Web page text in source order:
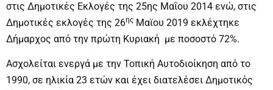
στις Δημοτικές Εκλογές της 25ης Μαΐου 2014 ενώ, στις
Δημοτικές εκλογές της 26ης Μαϊου 2019 εκλέχτηκε
Δήμαρχος από την πρώτη Κυριακή με ποσοστό 72%.
Ασχολείται ενεργά με την Τοπική Αυτοδιοίκηση από το
1990, σε ηλικία 23 ετών και έχει διατελέσει Δημοτικός